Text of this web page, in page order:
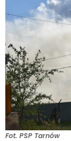
Fot. PSP Tarnów